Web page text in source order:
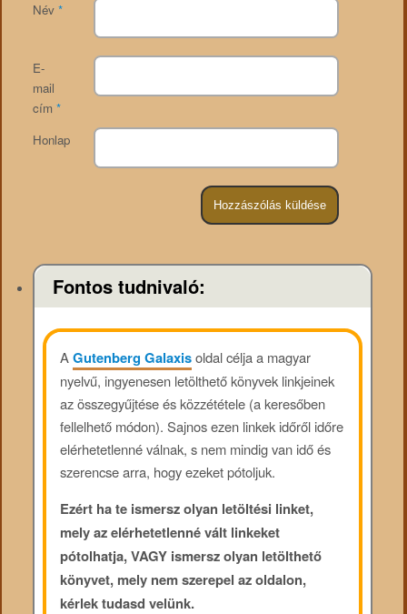
Név *
E-
mail
cím *
Honlap
Fontos tudnivaló:
AGutenberg Galaxisoldal célja a magyar
nyelvű, ingyenesen letölthető könyvek linkjeinek
az összegyűjtése és közzététele (a keresőben
fellelhető módon). Sajnos ezen linkek időről időre
elérhetetlenné válnak, s nem mindig van idő és
szerencse arra, hogy ezeket pótoljuk.
Ezért ha te ismersz olyan letöltési linket,
mely az elérhetetlenné vált linkeket
pótolhatja, VAGY ismersz olyan letölthető
könyvet, mely nem szerepel az oldalon,
kérlek tudasd velünk.